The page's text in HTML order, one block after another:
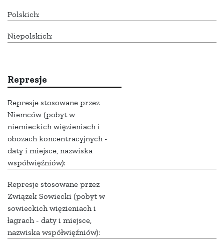
Polskich:
Niepolskich:
Represje
Represje stosowane przez
Niemców (pobyt w
niemieckich więzieniach i
obozach koncentracyjnych -
daty i miejsce, nazwiska
współwięźniów):
Represje stosowane przez
Związek Sowiecki (pobyt w
sowieckich więzieniach i
łagrach - daty i miejsce,
nazwiska współwięźniów):